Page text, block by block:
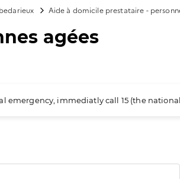
Aide à domicile prestataire -
agées
emergency, immediatly call 15 (the